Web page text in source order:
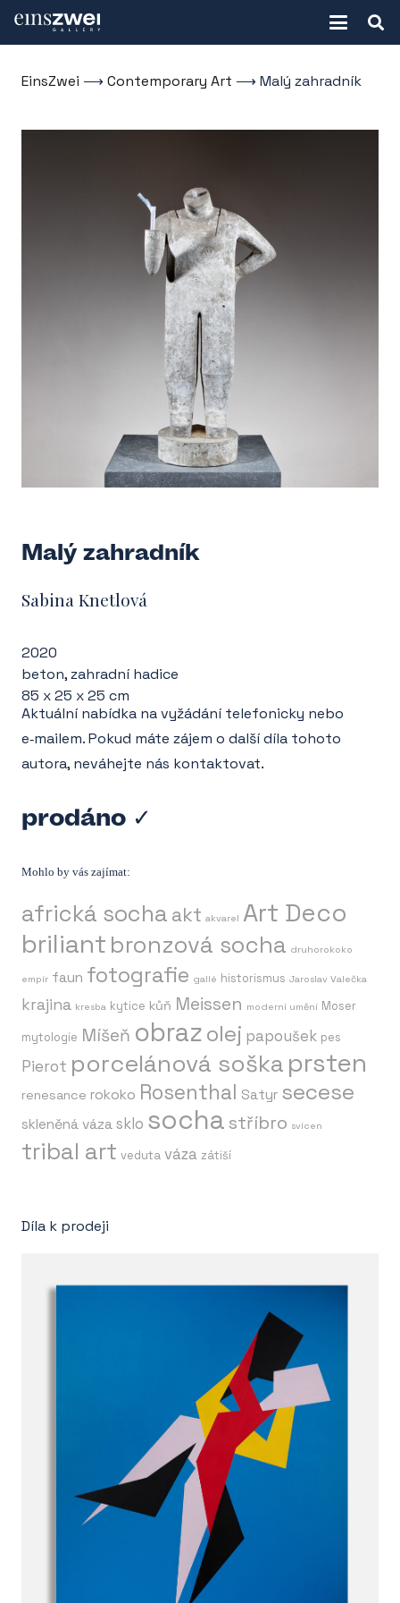
EinsZwei ⟶Contemporary Art ⟶Malý zahradník
Malý zahradník
Sabina Knetlová
2020
beton, zahradní hadice
85 x 25 x 25 cm
Aktuální nabídka na vyžádání telefonicky nebo
e‑mailem. Pokud máte zájem o další díla tohoto
autora, neváhejte nás kontaktovat.
prodáno ✓
Mohlo by vás zajímat:
africká socha akt akvarel Art Deco
briliant bronzová socha druhorokoko
empír faun fotografie gallé historismus Jaroslav Valečka
krajina kresba kytice kůň Meissen moderní umění Moser
mytologie Míšeň obrazolej papoušek pes
Pierot porcelánová soška prsten
renesance rokoko Rosenthal Satyr secese
skleněná váza sklo socha stříbro svícen
tribal art veduta váza zátiší
Díla k prodeji